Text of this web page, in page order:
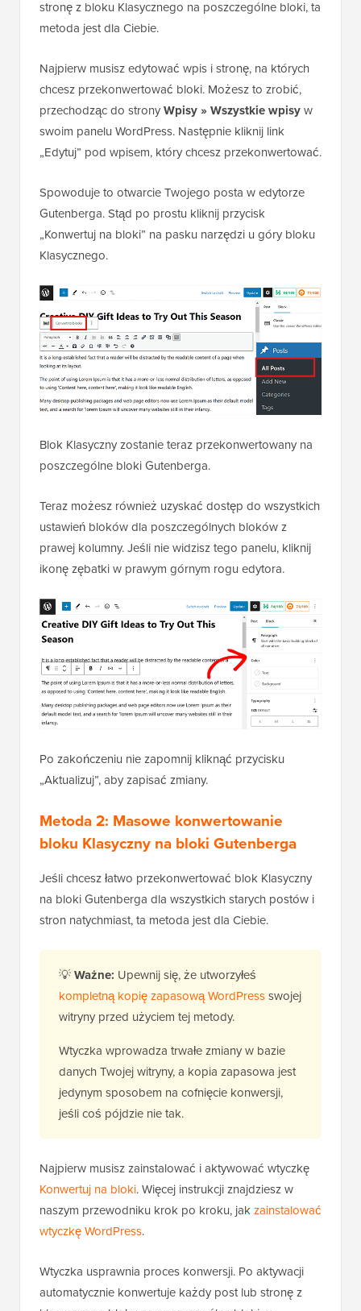
stronę z bloku Klasycznego na poszczególne bloki, ta
metoda jest dla Ciebie.
Najpierw musisz edytować wpis i stronę, na których
chcesz przekonwertować bloki. Możesz to zrobić,
przechodząc do stronyWpisy » Wszystkie wpisyw
swoim panelu WordPress. Następnie kliknij link
„Edytuj” pod wpisem, który chcesz przekonwertować.
Spowoduje to otwarcie Twojego posta w edytorze
Gutenberga. Stąd po prostu kliknij przycisk
„Konwertuj na bloki” na pasku narzędzi u góry bloku
Klasycznego.
Blok Klasyczny zostanie teraz przekonwertowany na
poszczególne bloki Gutenberga.
Teraz możesz również uzyskać dostęp do wszystkich
ustawień bloków dla poszczególnych bloków z
prawej kolumny. Jeśli nie widzisz tego panelu, kliknij
ikonę zębatki w prawym górnym rogu edytora.
Po zakończeniu nie zapomnij kliknąć przycisku
„Aktualizuj”, aby zapisać zmiany.
Metoda 2: Masowe konwertowanie
bloku Klasyczny na bloki Gutenberga
Jeśli chcesz łatwo przekonwertować blok Klasyczny
na bloki Gutenberga dla wszystkich starych postów i
stron natychmiast, ta metoda jest dla Ciebie.
💡Ważne: Upewnij się, że utworzyłeś
kompletną kopię zapasową WordPressswojej
witryny przed użyciem tej metody.
Wtyczka wprowadza trwałe zmiany w bazie
danych Twojej witryny, a kopia zapasowa jest
jedynym sposobem na cofnięcie konwersji,
jeśli coś pójdzie nie tak.
Najpierw musisz zainstalować i aktywować wtyczkę
Konwertuj na bloki. Więcej instrukcji znajdziesz w
naszym przewodniku krok po kroku, jakzainstalować
wtyczkę WordPress.
Wtyczka usprawnia proces konwersji. Po aktywacji
automatycznie konwertuje każdy post lub stronę z